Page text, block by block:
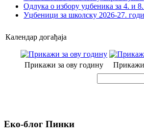
Одлука о избору уџбеника за 4. и
Уџбеници за школску 2026-27.
Календар догађаја
Прикажи за ову годину Прикажи
Еко-блог Пинки